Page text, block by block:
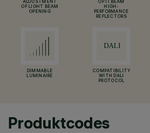
ADJUSTMENT
OF LIGHT BEAM
OPENING
OPTI BEAM
HIGH-
PERFORMANCE
REFLECTORS
DIMMABLE
LUMINAIRE
COMPATIBILITY
WITH DALI
PROTOCOL
Produktcodes